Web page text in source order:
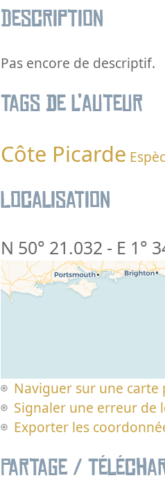
Description
Pas encore de descriptif.
Tags de l’auteur
Côte Picarde
Localisation
N 50° 21.032 - E 1°
Naviguer sur une carte
Signaler une erreur de
Exporter les
Partage /